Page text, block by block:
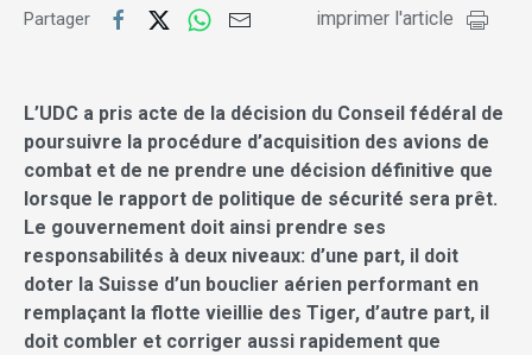
Partager imprimer l'article
L’UDC a pris acte de la décision du Conseil fédéral de
poursuivre la procédure d’acquisition des avions de
combat et de ne prendre une décision définitive que
lorsque le rapport de politique de sécurité sera prêt.
Le gouvernement doit ainsi prendre ses
responsabilités à deux niveaux: d’une part, il doit
doter la Suisse d’un bouclier aérien performant en
remplaçant la flotte vieillie des Tiger, d’autre part, il
doit combler et corriger aussi rapidement que